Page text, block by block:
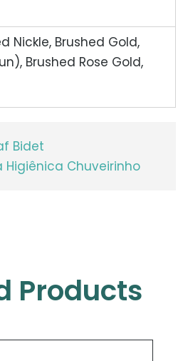
Nickle, Brushed Gold,
Brushed Rose Gold,
Bidet
Higiênica Chuveirinho
Products